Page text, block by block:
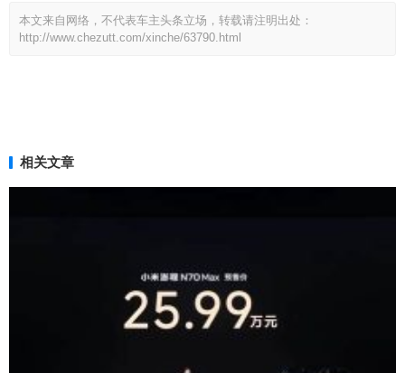
本文来自网络，不代表车主头条立场，转载请注明出处：
http://www.chezutt.com/xinche/63790.html
相关文章